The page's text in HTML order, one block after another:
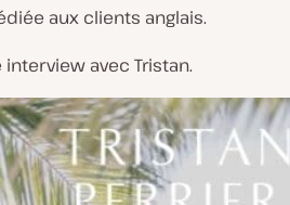
aux clients anglais.
avec Tristan.